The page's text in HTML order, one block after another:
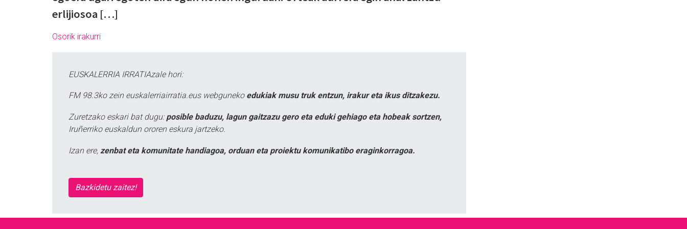
erlijiosoa […]
Osorik irakurri
EUSKALERRIA IRRATIAzale hori:
FM 98.3ko zein euskalerriairratia.eus webguneko edukiak musu truk entzun, irakur eta ikus ditzakezu.
Zuretzako eskari bat dugu: posible baduzu, lagun gaitzazu gero eta eduki gehiago eta hobeak sortzen,
Iruñerriko euskaldun ororen eskura jartzeko.
Izan ere, zenbat eta komunitate handiagoa, orduan eta proiektu komunikatibo eraginkorragoa.
Bazkidetu zaitez!